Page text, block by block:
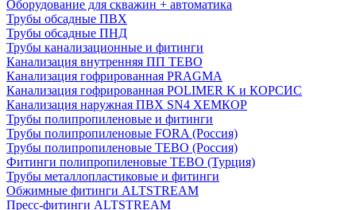
Оборудование для скважин + автоматика
Трубы обсадные ПВХ
Трубы обсадные ПНД
Трубы канализационные и фитинги
Канализация внутренняя ПП TEBO
Канализация гофрированная PRAGMA
Канализация гофрированная POLIMER K и КОРСИС
Канализация наружная ПВХ SN4 ХЕМКОР
Трубы полипропиленовые и фитинги
Трубы полипропиленовые FORA (Россия)
Трубы полипропиленовые TEBO (Россия)
Фитинги полипропиленовые TEBO (Турция)
Трубы металлопластиковые и фитинги
Обжимные фитинги ALTSTREAM
Пресс-фитинги ALTSTREAM